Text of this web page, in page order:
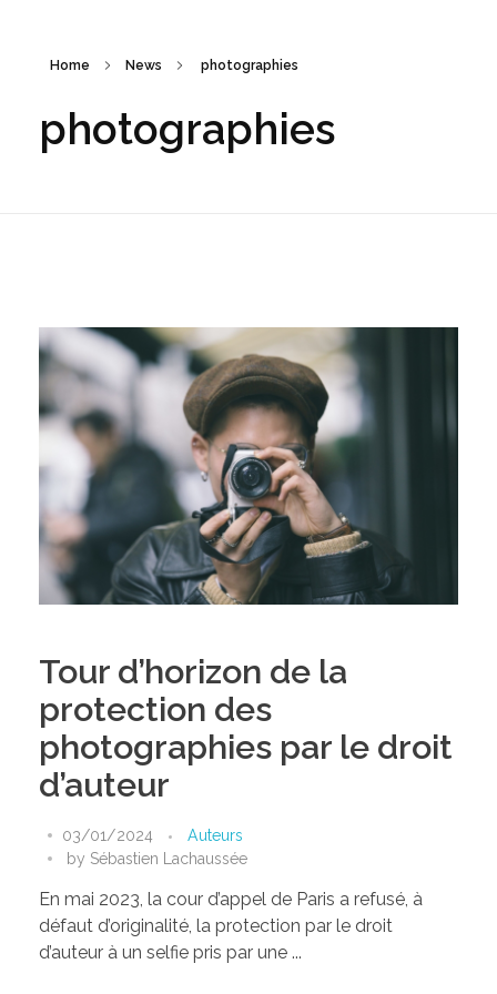
Home News photographies
photographies
Tour d’horizon de la
protection des
photographies par le droit
d’auteur
03/01/2024
Auteurs
by Sébastien Lachaussée
En mai 2023, la cour d’appel de Paris a refusé, à
défaut d’originalité, la protection par le droit
d’auteur à un selfie pris par une ...